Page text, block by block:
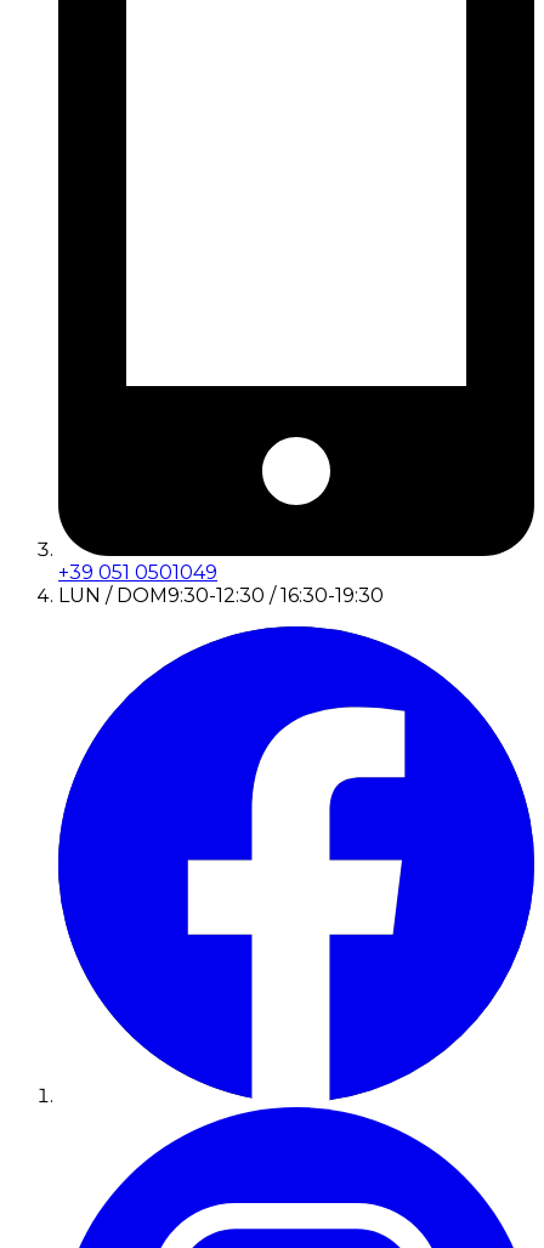
+39 051 0501049
LUN / DOM9:30-12:30 / 16:30-19:30